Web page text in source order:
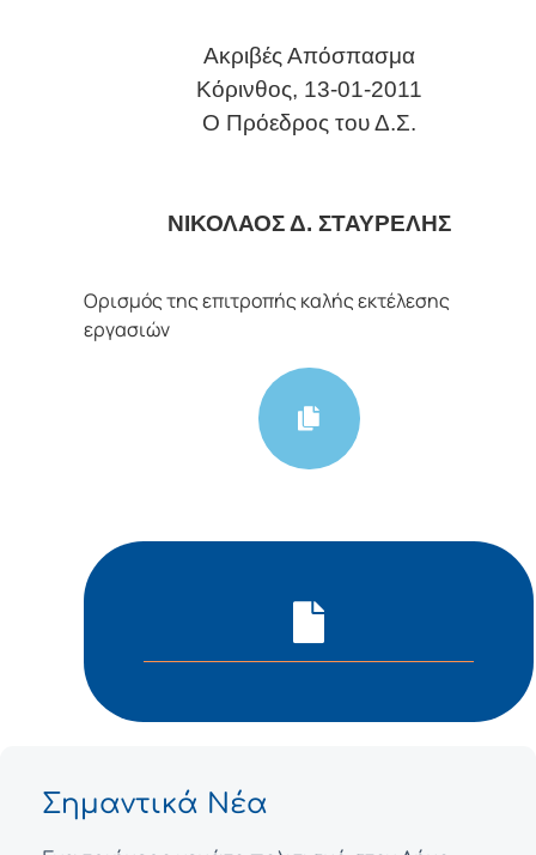
Ακριβές Απόσπασμα
Κόρινθος, 13-01-2011
Ο Πρόεδρος του Δ.Σ.
ΝΙΚΟΛΑΟΣ Δ. ΣΤΑΥΡΕΛΗΣ
Ορισμός της επιτροπής καλής εκτέλεσης
εργασιών
Σημαντικά Νέα